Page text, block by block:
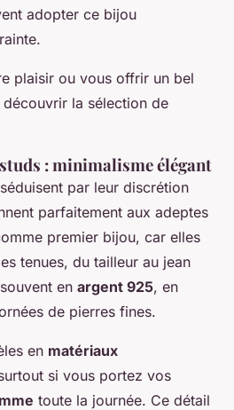
adopter ce bijou
plaisir ou vous offrir un bel
la sélection de
: minimalisme élégant
séduisent par leur discrétion
parfaitement aux adeptes
premier bijou, car elles
tenues, du tailleur au jean
en argent 925, en
de pierres fines.
en matériaux
si vous portez vos
toute la journée. Ce détail